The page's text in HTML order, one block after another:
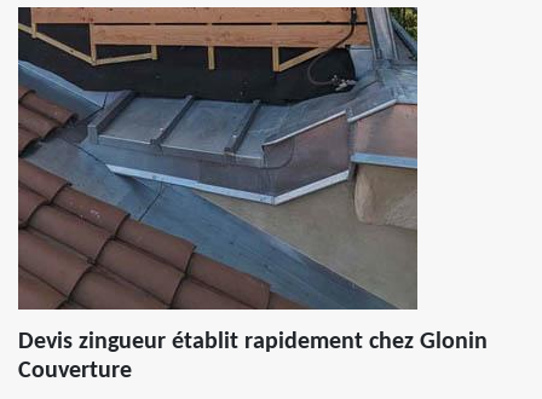
Devis zingueur établit rapidement chez Glonin
Couverture